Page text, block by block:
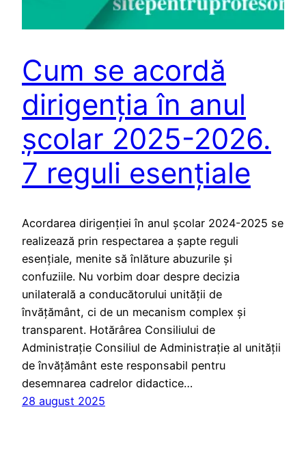
Cum se acordă
dirigenția în anul
școlar 2025-2026.
7 reguli esențiale
Acordarea dirigenției în anul școlar 2024-2025 se
realizează prin respectarea a șapte reguli
esențiale, menite să înlăture abuzurile și
confuziile. Nu vorbim doar despre decizia
unilaterală a conducătorului unității de
învățământ, ci de un mecanism complex și
transparent. Hotărârea Consiliului de
Administrație Consiliul de Administrație al unității
de învățământ este responsabil pentru
desemnarea cadrelor didactice…
28 august 2025